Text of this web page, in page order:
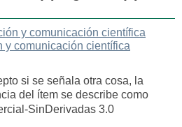
y comunicación científica
y comunicación científica
si se señala otra cosa, la
del ítem se describe como
SinDerivadas 3.0